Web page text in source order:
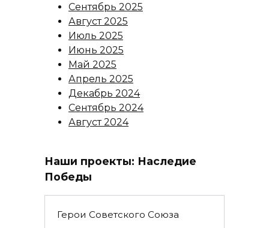
Сентябрь 2025
Август 2025
Июль 2025
Июнь 2025
Май 2025
Апрель 2025
Декабрь 2024
Сентябрь 2024
Август 2024
Наши проекты: Наследие
Победы
Герои Советского Союза